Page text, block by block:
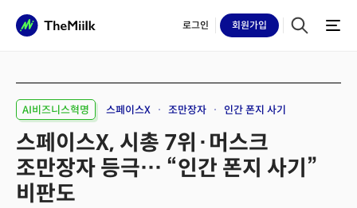
로그인 회원가입
AI비즈니스혁명 스페이스X 조만장자 인간 폰지 사기
스페이스X, 시총 7위·머스크
조만장자 등극… “인간 폰지 사기”
비판도